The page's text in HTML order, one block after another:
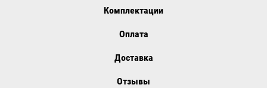
Комплектации
Оплата
Доставка
Отзывы